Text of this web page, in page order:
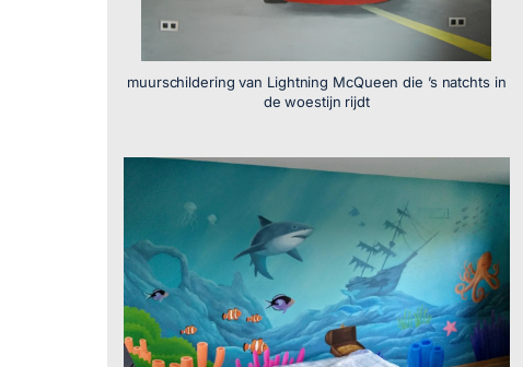
muurschildering van Lightning McQueen die ’s natchts in
de woestijn rijdt